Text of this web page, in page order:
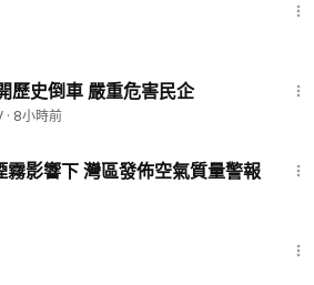
歷史倒車 嚴重危害民企
· 8小時前
霧影響下 灣區發佈空氣質量警報